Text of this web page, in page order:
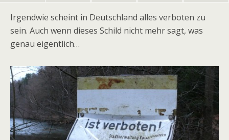
Irgendwie scheint in Deutschland alles verboten zu
sein. Auch wenn dieses Schild nicht mehr sagt, was
genau eigentlich…